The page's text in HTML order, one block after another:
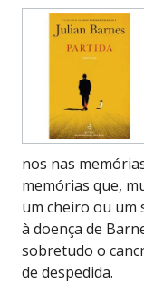
nos nas
memórias que,
um cheiro ou um
à doença de
sobretudo o
de despedida.